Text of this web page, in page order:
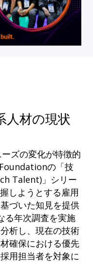
人材の現状
ズの変化が特徴的
の「技
Talent)」シリー
しようとする雇用
づいた知見を提供
る年次調査を実施
析し、現在の技術
確保における優先
用担当者を対象に